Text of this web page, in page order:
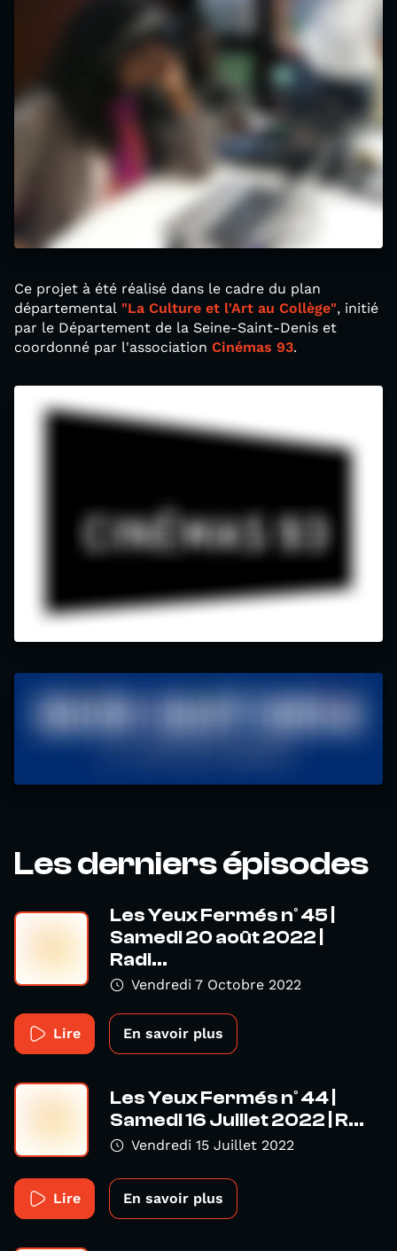
Ce projet à été réalisé dans le cadre du plan
départemental "La Culture et l'Art au Collège", initié
par le Département de la Seine-Saint-Denis et
coordonné par l'association Cinémas 93.
Les derniers épisodes
Les Yeux Fermés n° 45 |
Samedi 20 août 2022 |
Radi...
Vendredi 7 Octobre 2022
Lire En savoir plus
Les Yeux Fermés n° 44 |
Samedi 16 Juillet 2022 | R...
Vendredi 15 Juillet 2022
Lire En savoir plus